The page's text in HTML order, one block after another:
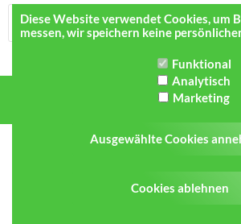
Alle Beträge verstehen sich inklusive
Diese Website verwendet Cookies, um
messen, wir speichern keine
Funktional
Analytisch
Marketing
Ausgewählte Cookies
Cookies ablehnen